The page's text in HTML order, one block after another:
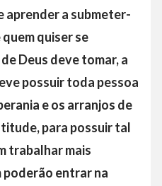
aprender a submeter-
quiser se
Deus deve tomar, a
possuir toda pessoa
e os arranjos de
para possuir tal
trabalhar mais
poderão entrar na